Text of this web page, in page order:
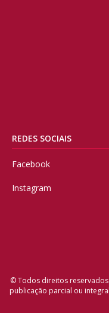
REDES SOCIAIS
Facebook
Instagram
© Todos direitos
publicação parcial ou